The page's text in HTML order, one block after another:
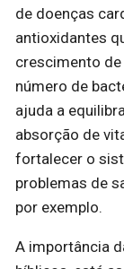
de doenças
antioxidantes
crescimento
número de
ajuda a
absorção de
fortalecer o
problemas de
por exemplo.
A importância